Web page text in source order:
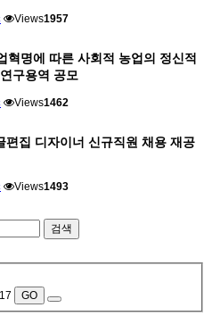
Views1957
혁명에 따른 사회적 농업의 정신적
구용역 공모
Views1462
편집 디자이너 신규직원 채용 재공
Views1493
검색
GO